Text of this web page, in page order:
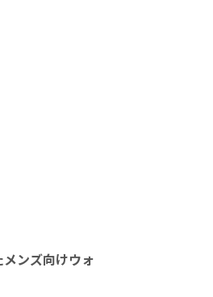
ンズ向けウォ